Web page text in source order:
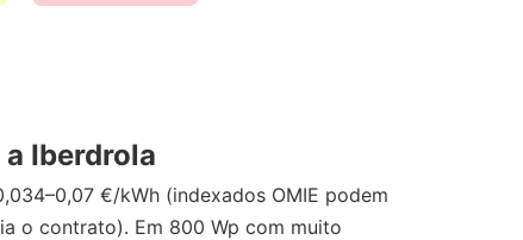
Iberdrola
€/kWh (indexados OMIE podem
o contrato). Em 800 Wp com muito